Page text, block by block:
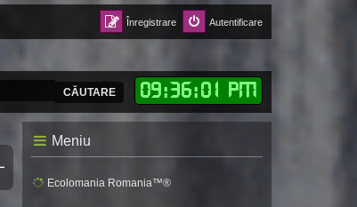
Autentificare
Înregistrare
09:36:03 PM
CĂUTARE
Meniu
Ecolomania Romania™®